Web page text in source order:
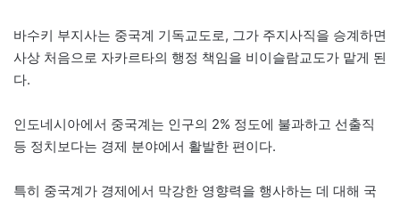
바수키 부지사는 중국계 기독교도로, 그가 주지사직을 승계하면
사상 처음으로 자카르타의 행정 책임을 비이슬람교도가 맡게 된
다.
인도네시아에서 중국계는 인구의 2% 정도에 불과하고 선출직
등 정치보다는 경제 분야에서 활발한 편이다.
특히 중국계가 경제에서 막강한 영향력을 행사하는 데 대해 국